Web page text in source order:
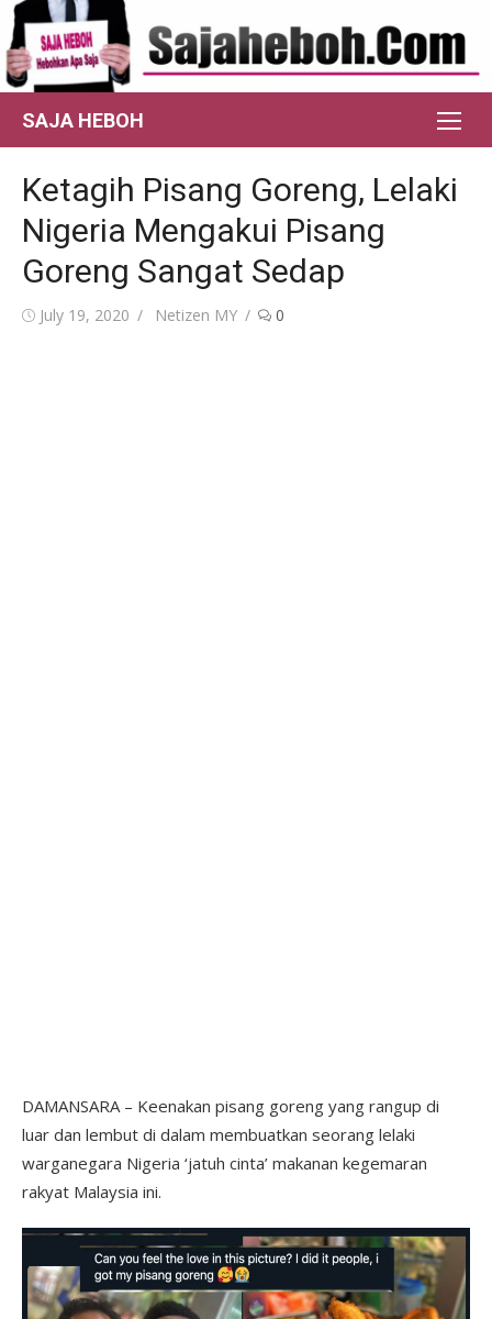
Skip
to
content
SAJA HEBOH
Ketagih Pisang Goreng, Lelaki
Nigeria Mengakui Pisang
Goreng Sangat Sedap
Posted
July 19, 2020 Author
Netizen MY 0
DAMANSARA – Keenakan pisang goreng yang rangup di
luar dan lembut di dalam membuatkan seorang lelaki
warganegara Nigeria ‘jatuh cinta’ makanan kegemaran
rakyat Malaysia ini.